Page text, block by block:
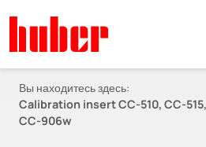
Вы находитесь здесь:
Calibration insert CC-510, CC-
CC-906w